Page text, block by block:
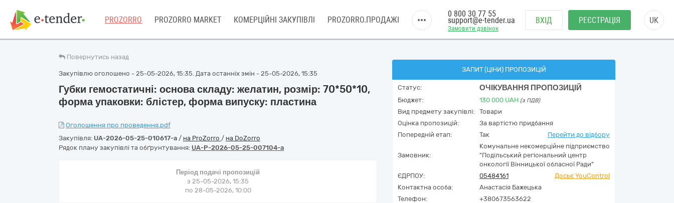
PROZORRO PROZORRO MARKET КОМЕРЦІЙНІ ЗАКУПІВЛІ PROZORRO.ПРОДАЖІ
Замовити дзвінок
0 800 30 77 55
support@e-tender.ua ВХІД РЕЄСТРАЦІЯ UK
Повернутись назад
Закупівлю оголошено - 25-05-2026, 15:35. Дата останніх змін - 25-05-2026, 15:35
Губки гемостатичні: основа складу: желатин, розмір: 70*50*10,
форма упаковки: блістер, форма випуску: пластина
Оголошення про проведення.pdf
Закупівля: UA-2026-05-25-010617-a / на ProZorro / на DoZorro
Рядок плану закупівлі та обґрунтування: UA-P-2026-05-25-007104-a
Період подачі пропозицій
з 25-05-2026, 15:35
по 28-05-2026, 10:00
ЗАПИТ (ЦІНИ) ПРОПОЗИЦІЙ
Статус: ОЧІКУВАННЯ ПРОПОЗИЦІЙ
Бюджет: 130 000 UAH (з ПДВ)
Вид предмету закупівлі:
Товари
Оцінка пропозицій:
За вартістю придбання
Попередній етап:
Так Перейти до відбору
Замовник:
Комунальне некомерційне підприємство
"Подільський регіональний центр
онкології Вінницької обласної Ради"
ЄДРПОУ:
05484161
Досьє YouControl
Контактна особа:
Анастасія Бажецька
Телефон:
+380673563622